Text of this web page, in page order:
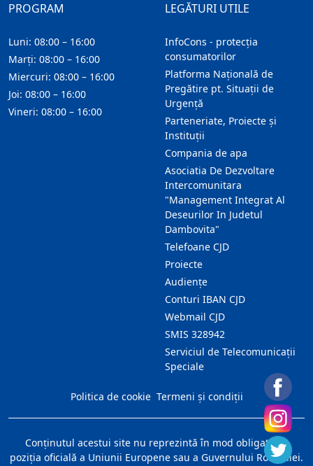
LEGĂTURI UTILE
InfoCons - protecția
consumatorilor
Platforma Națională de
Pregătire pt. Situații de
Urgență
Parteneriate, Proiecte și
Instituții
Compania de apa
Asociatia De Dezvoltare
Intercomunitara
"Management Integrat Al
Deseurilor In Judetul
Dambovita"
Telefoane CJD
Proiecte
Audienţe
Conturi IBAN CJD
Webmail CJD
SMIS 328942
Serviciul de Telecomunicații
Speciale
PROGRAM
Luni: 08:00 – 16:00
Marți: 08:00 – 16:00
Miercuri: 08:00 – 16:00
Joi: 08:00 – 16:00
Vineri: 08:00 – 16:00
Politica de cookie Termeni și condiții
Conţinutul acestui site nu reprezintă în mod obligatoriu
poziţia oficială a Uniunii Europene sau a Guvernului României.